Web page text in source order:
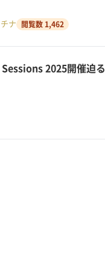
ナ 閲覧数 1,462
2025開催迫る